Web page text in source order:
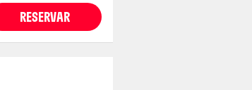
RESERVAR